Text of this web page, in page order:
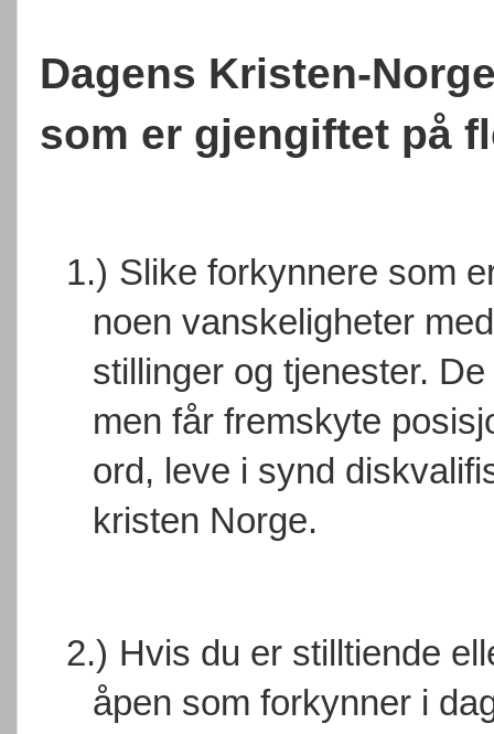
Dagens Kristen-
som er gjengiftet på
1.) Slike forkynnere som
noen vanskeligheter
stillinger og tjenester.
men får fremskyte
ord, leve i synd
kristen Norge.
2.) Hvis du er stilltiende
åpen som forkynner i